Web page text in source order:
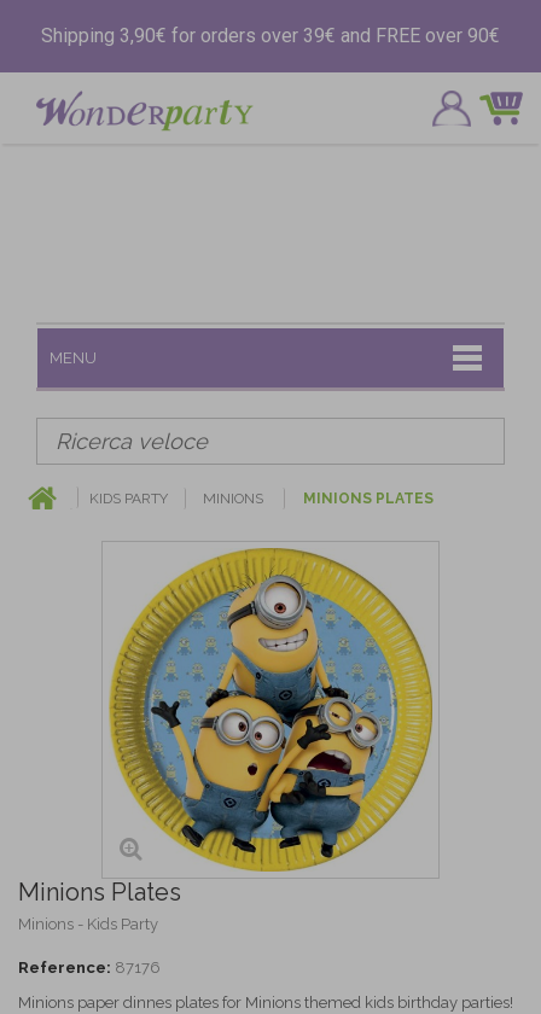
Shipping 3,90€ for orders over 39€ and FREE over 90€
MENU
KIDS PARTY MINIONS MINIONS PLATES
Minions Plates
Minions - Kids Party
Reference: 87176
Minions paper dinnes plates for Minions themed kids birthday parties!